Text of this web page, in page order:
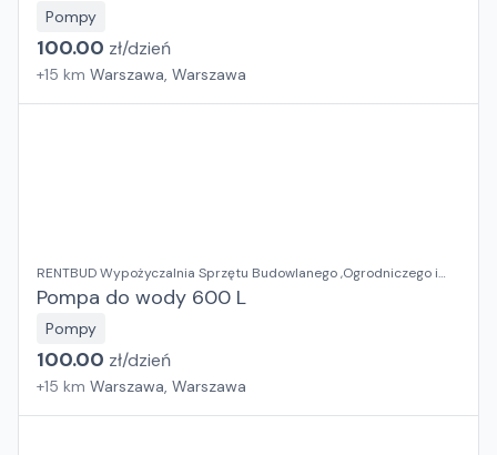
Pompy
100.00 zł/dzień
+15 km Warszawa, Warszawa
RENTBUD Wypożyczalnia Sprzętu Budowlanego ,Ogrodniczego i
Elektronarzędzi
Pompa do wody 600 L
Pompy
100.00 zł/dzień
+15 km Warszawa, Warszawa